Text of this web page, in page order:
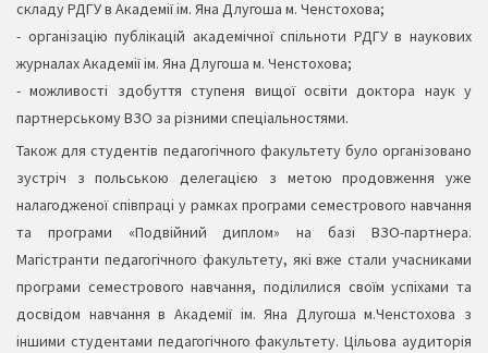
складу РДГУ в Академії ім. Яна Длугоша м. Ченстохова;
- організацію публікацій академічної спільноти РДГУ в наукових
журналах Академії ім. Яна Длугоша м. Ченстохова;
- можливості здобуття ступеня вищої освіти доктора наук у
партнерському ВЗО за різними спеціальностями.
Також для студентів педагогічного факультету було організовано
зустріч з польською делегацією з метою продовження уже
налагодженої співпраці у рамках програми семестрового навчання
та програми «Подвійний диплом» на базі ВЗО-партнера.
Магістранти педагогічного факультету, які вже стали учасниками
програми семестрового навчання, поділилися своїм успіхами та
досвідом навчання в Академії ім. Яна Длугоша м.Ченстохова з
іншими студентами педагогічного факультету. Цільова аудиторія